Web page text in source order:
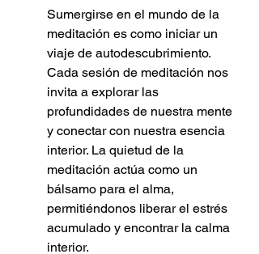
Sumergirse en el mundo de la
meditación es como iniciar un
viaje de autodescubrimiento.
Cada sesión de meditación nos
invita a explorar las
profundidades de nuestra mente
y conectar con nuestra esencia
interior. La quietud de la
meditación actúa como un
bálsamo para el alma,
permitiéndonos liberar el estrés
acumulado y encontrar la calma
interior.